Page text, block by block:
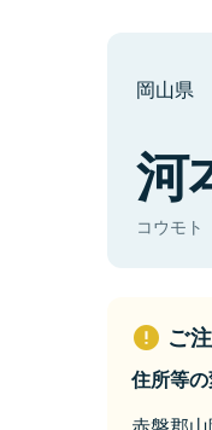
岡山県
河
コウモト
ご
住所等